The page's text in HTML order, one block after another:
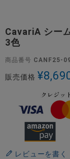
CavariA シー
3色
商品番号 CANF25-
販売価格 ¥
レビューを書く